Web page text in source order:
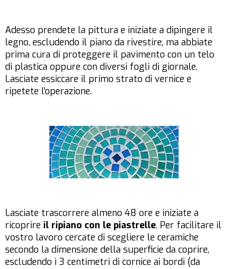
Adesso prendete la pittura e iniziate a dipingere il
legno, escludendo il piano da rivestire, ma abbiate
prima cura di proteggere il pavimento con un telo
di plastica oppure con diversi fogli di giornale.
Lasciate essiccare il primo strato di vernice e
ripetete l’operazione.
Lasciate trascorrere almeno 48 ore e iniziate a
ricoprire il ripiano con le piastrelle. Per facilitare il
vostro lavoro cercate di scegliere le ceramiche
secondo la dimensione della superficie da coprire,
escludendo i 3 centimetri di cornice ai bordi (da